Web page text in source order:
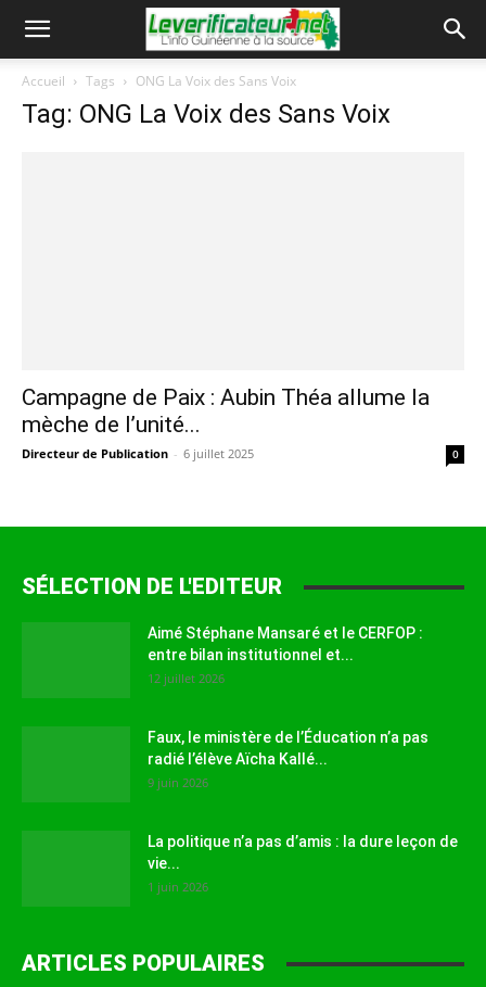
Accueil Tags ONG La Voix des Sans Voix
Tag: ONG La Voix des Sans Voix
Campagne de Paix : Aubin Théa allume la
mèche de l’unité...
Directeur de Publication - 6 juillet 2025 0
SÉLECTION DE L'EDITEUR
Aimé Stéphane Mansaré et le CERFOP :
entre bilan institutionnel et...
12 juillet 2026
Faux, le ministère de l’Éducation n’a pas
radié l’élève Aïcha Kallé...
9 juin 2026
La politique n’a pas d’amis : la dure leçon de
vie...
1 juin 2026
ARTICLES POPULAIRES